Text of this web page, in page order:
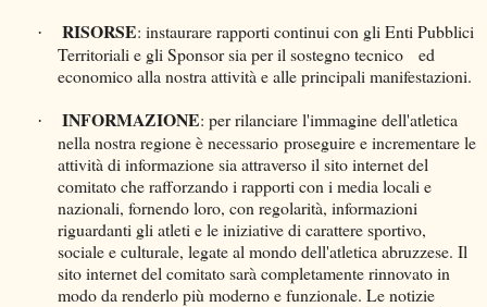
· RISORSE: instaurare rapporti continui con gli Enti Pubblici
Territoriali e gli Sponsor sia per il sostegno tecnico ed
economico alla nostra attività e alle principali manifestazioni.
· INFORMAZIONE: per rilanciare l'immagine dell'atletica
nella nostra regione è necessario proseguire e incrementare le
attività di informazione sia attraverso il sito internet del
comitato che rafforzando i rapporti con i media locali e
nazionali, fornendo loro, con regolarità, informazioni
riguardanti gli atleti e le iniziative di carattere sportivo,
sociale e culturale, legate al mondo dell'atletica abruzzese. Il
sito internet del comitato sarà completamente rinnovato in
modo da renderlo più moderno e funzionale. Le notizie